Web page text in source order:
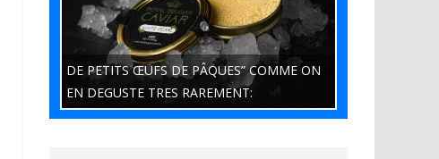
DE PETITS ŒUFS DE PÂQUES” COMME ON
EN DEGUSTE TRES RAREMENT: